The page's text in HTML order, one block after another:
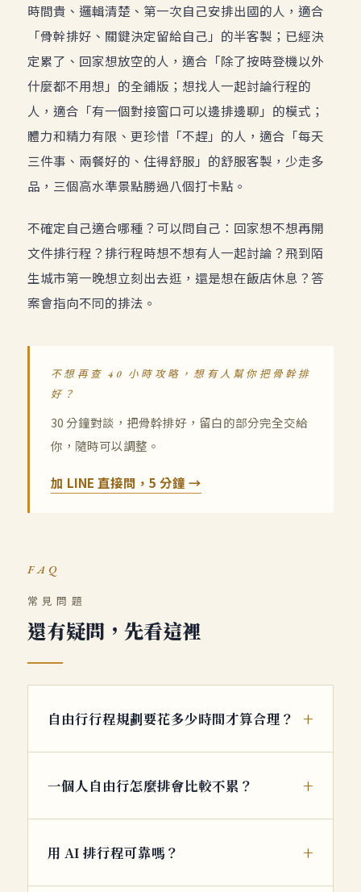
時間貴、邏輯清楚、第一次自己安排出國的人，適合
「骨幹排好、關鍵決定留給自己」的半客製；已經決
定累了、回家想放空的人，適合「除了按時登機以外
什麼都不用想」的全鋪版；想找人一起討論行程的
人，適合「有一個對接窗口可以邊排邊聊」的模式；
體力和精力有限、更珍惜「不趕」的人，適合「每天
三件事、兩餐好的、住得舒服」的舒服客製，少走多
品，三個高水準景點勝過八個打卡點。
不確定自己適合哪種？可以問自己：回家想不想再開
文件排行程？排行程時想不想有人一起討論？飛到陌
生城市第一晚想立刻出去逛，還是想在飯店休息？答
案會指向不同的排法。
不想再查 40 小時攻略，想有人幫你把骨幹排
好？
30 分鐘對談，把骨幹排好，留白的部分完全交給
你，隨時可以調整。
加 LINE 直接問，5 分鐘 →
FAQ
常見問題
還有疑問，先看這裡
自由行行程規劃要花多少時間才算合理？
一個人自由行怎麼排會比較不累？
用 AI 排行程可靠嗎？